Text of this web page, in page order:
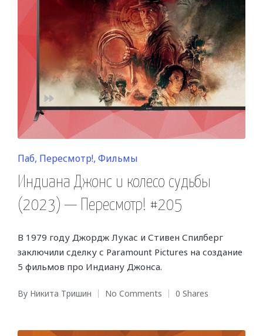
Posted
in
Паб Пересмотр! Фильмы
Индиана Джонс и колесо судьбы
(2023) — Пересмотр! #205
В 1979 году Джордж Лукас и Стивен Спилберг
заключили сделку с Paramount Pictures на создание
5 фильмов про Индиану Джонса.
Posted
By Никита Тришин No Comments 0 Shares